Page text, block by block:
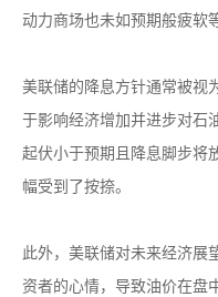
动力商场也未如预期般疲软
美联储的降息方针通常被视
于影响经济增加并进步对石
起伏小于预期且降息脚步将
幅受到了按捺。
此外，美联储对未来经济展
资者的心情，导致油价在盘